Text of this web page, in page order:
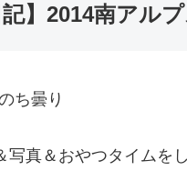
記】2014南アル
ち曇り
真＆おやつタイムをし